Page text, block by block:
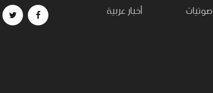
صوتيات
أخبار عربية